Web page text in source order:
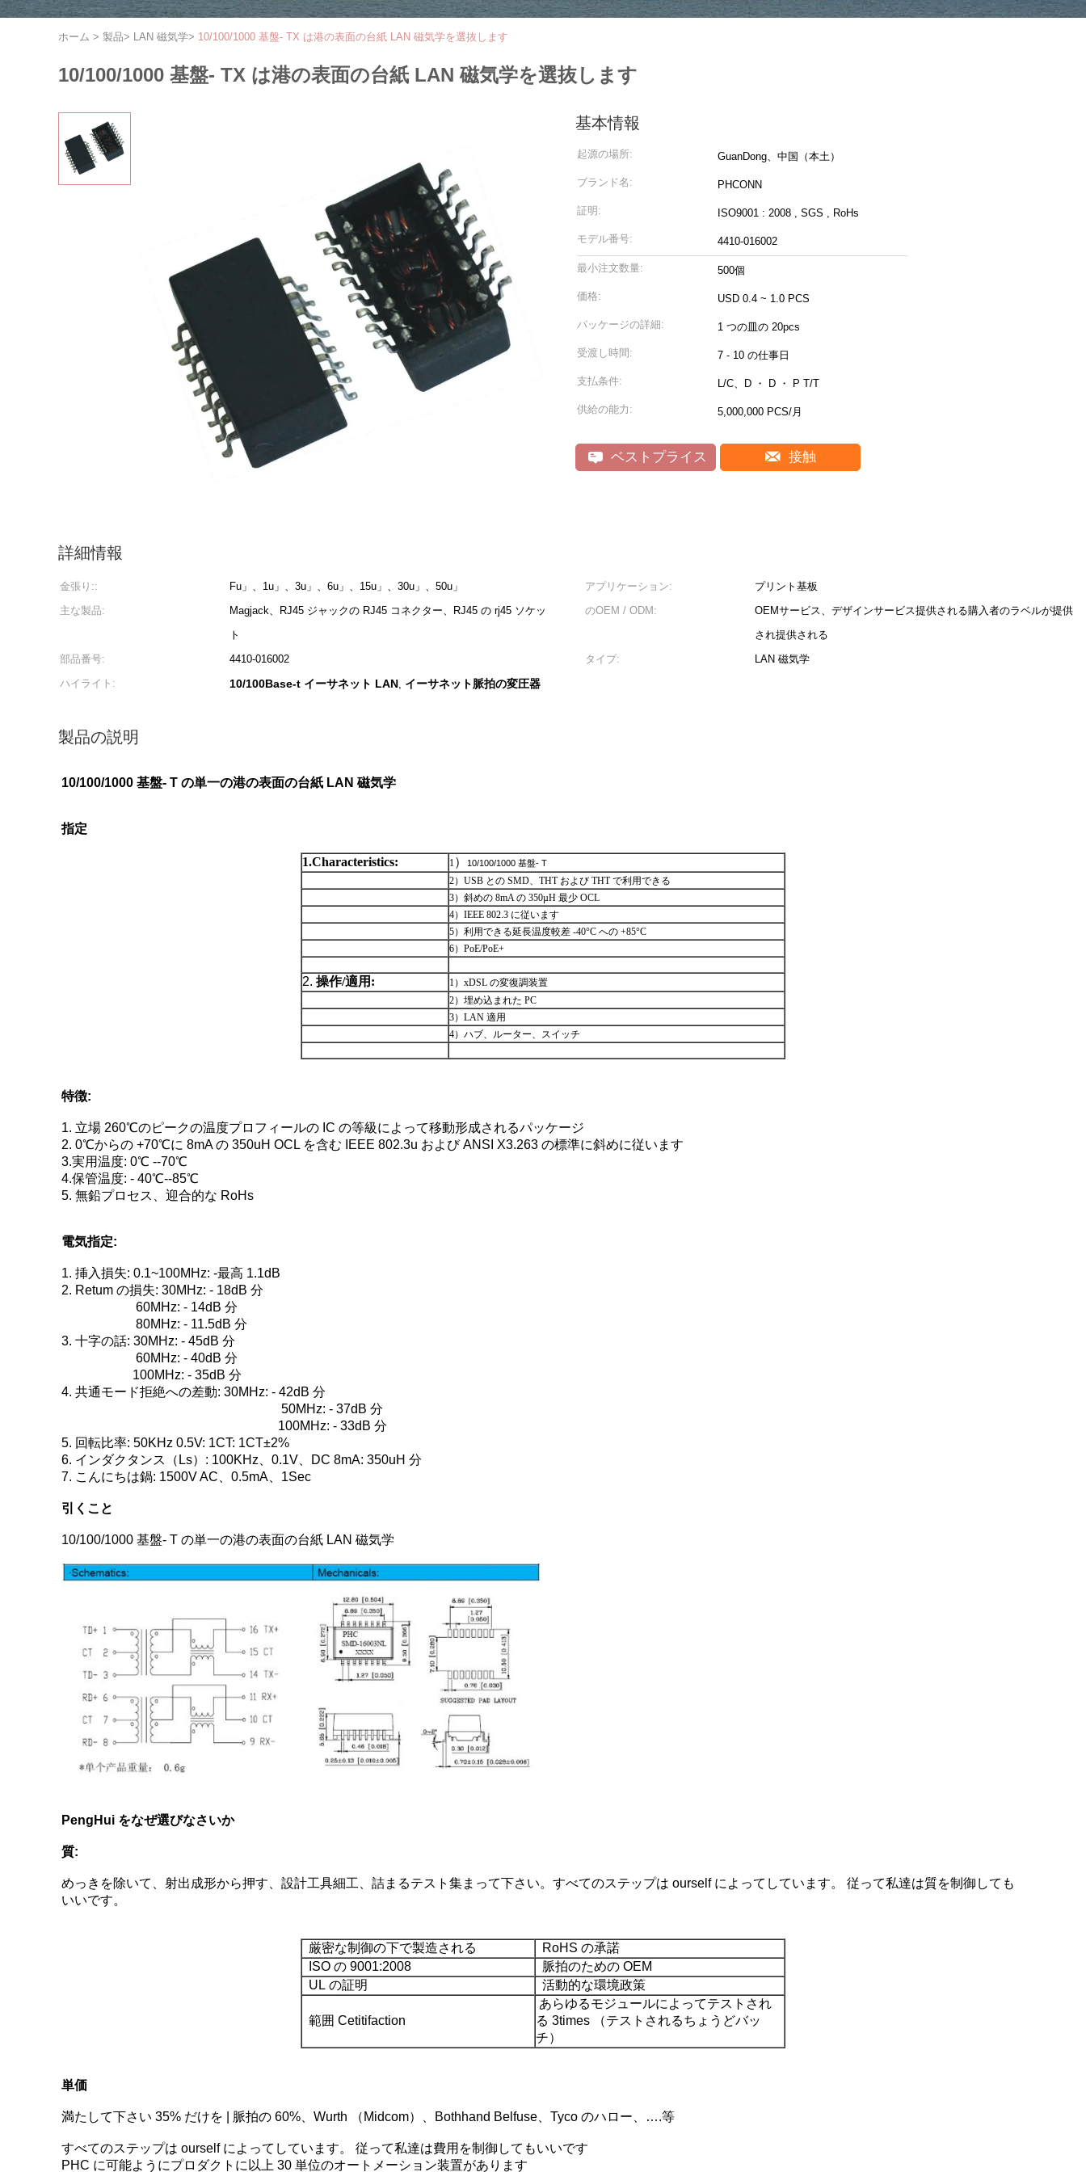
ホーム > 製品> LAN 磁気学> 10/100/1000 基盤- TX は港の表面の台紙 LAN 磁気学を選抜します
10/100/1000 基盤- TX は港の表面の台紙 LAN 磁気学を選抜します
基本情報
起源の場所: GuanDong、中国（本土）
ブランド名: PHCONN
証明: ISO9001 : 2008 , SGS , RoHs
モデル番号: 4410-016002
最小注文数量: 500個
価格: USD 0.4 ~ 1.0 PCS
パッケージの詳細: 1 つの皿の 20pcs
受渡し時間: 7 - 10 の仕事日
支払条件: L/C、D ・ D ・ P T/T
供給の能力: 5,000,000 PCS/月
ベストプライス 接触
詳細情報
金張り:: Fu」、1u」、3u」、6u」、15u」、30u」、50u」 アプリケーション:
プリント基板
主な製品:
Magjack、RJ45 ジャックの RJ45 コネクター、RJ45 の rj45 ソケッ
ト
のOEM / ODM:
OEMサービス、デザインサービス提供される購入者のラベルが提供
され提供される
部品番号:
4410-016002 タイプ:
LAN 磁気学
ハイライト:
10/100Base-t イーサネット LAN, イーサネット脈拍の変圧器
製品の説明
10/100/1000 基盤- T の単一の港の表面の台紙 LAN 磁気学
指定
1.Characteristics: 1） 10/100/1000 基盤- T
2）USB との SMD、THT および THT で利用できる
3）斜めの 8mA の 350µH 最少 OCL
4）IEEE 802.3 に従います
5）利用できる延長温度較差 -40°C への +85°C
6）PoE/PoE+
2. 操作/適用:
1）xDSL の変復調装置
2）埋め込まれた PC
3）LAN 適用
4）ハブ、ルーター、スイッチ
特徴:
1. 立場 260℃のピークの温度プロフィールの IC の等級によって移動形成されるパッケージ
2. 0℃からの +70℃に 8mA の 350uH OCL を含む IEEE 802.3u および ANSI X3.263 の標準に斜めに従います
3.実用温度: 0℃ --70℃
4.保管温度: - 40℃--85℃
5. 無鉛プロセス、迎合的な RoHs
電気指定:
1. 挿入損失: 0.1~100MHz: -最高 1.1dB
2. Retum の損失: 30MHz: - 18dB 分
60MHz: - 14dB 分
80MHz: - 11.5dB 分
3. 十字の話: 30MHz: - 45dB 分
60MHz: - 40dB 分
100MHz: - 35dB 分
4. 共通モード拒絶への差動: 30MHz: - 42dB 分
50MHz: - 37dB 分
100MHz: - 33dB 分
5. 回転比率: 50KHz 0.5V: 1CT: 1CT±2%
6. インダクタンス（Ls）: 100KHz、0.1V、DC 8mA: 350uH 分
7. こんにちは鍋: 1500V AC、0.5mA、1Sec
引くこと
10/100/1000 基盤- T の単一の港の表面の台紙 LAN 磁気学
PengHui をなぜ選びなさいか
質:
めっきを除いて、射出成形から押す、設計工具細工、詰まるテスト集まって下さい。すべてのステップは ourself によってしています。 従って私達は質を制御しても
いいです。
厳密な制御の下で製造される
RoHS の承諾
ISO の 9001:2008
脈拍のための OEM
UL の証明
活動的な環境政策
範囲 Cetitifaction
あらゆるモジュールによってテストされ
る 3times （テストされるちょうどバッ
チ）
単価
満たして下さい 35% だけを | 脈拍の 60%、Wurth （Midcom）、Bothhand Belfuse、Tyco のハロー、….等
すべてのステップは ourself によってしています。 従って私達は費用を制御してもいいです
PHC に可能ようにプロダクトに以上 30 単位のオートメーション装置があります